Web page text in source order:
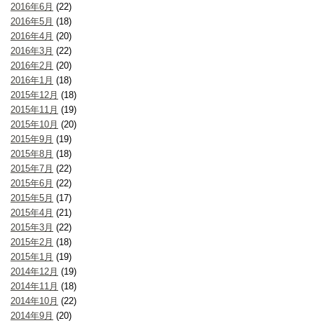
2016年6月 (22)
2016年5月 (18)
2016年4月 (20)
2016年3月 (22)
2016年2月 (20)
2016年1月 (18)
2015年12月 (18)
2015年11月 (19)
2015年10月 (20)
2015年9月 (19)
2015年8月 (18)
2015年7月 (22)
2015年6月 (22)
2015年5月 (17)
2015年4月 (21)
2015年3月 (22)
2015年2月 (18)
2015年1月 (19)
2014年12月 (19)
2014年11月 (18)
2014年10月 (22)
2014年9月 (20)